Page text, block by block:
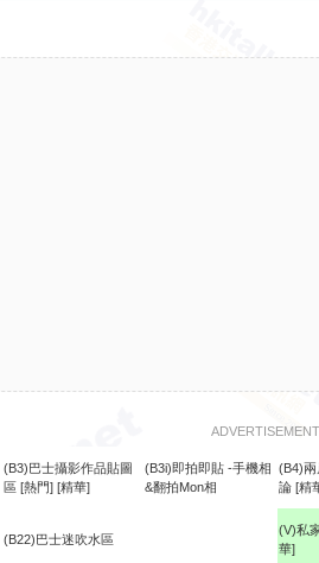
ADVERTISEMENT
(B3)巴士攝影作品貼圖
區 [熱門] [精華]
(B3i)即拍即貼 -手機相
&翻拍Mon相
(B4)
論 [精
(B22)巴士迷吹水區
(V)私
華]